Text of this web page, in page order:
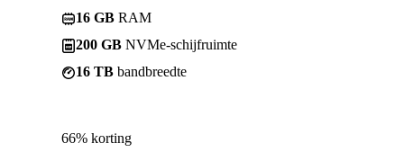
16 GB RAM
200 GB NVMe-schijfruimte
16 TB bandbreedte
66% korting